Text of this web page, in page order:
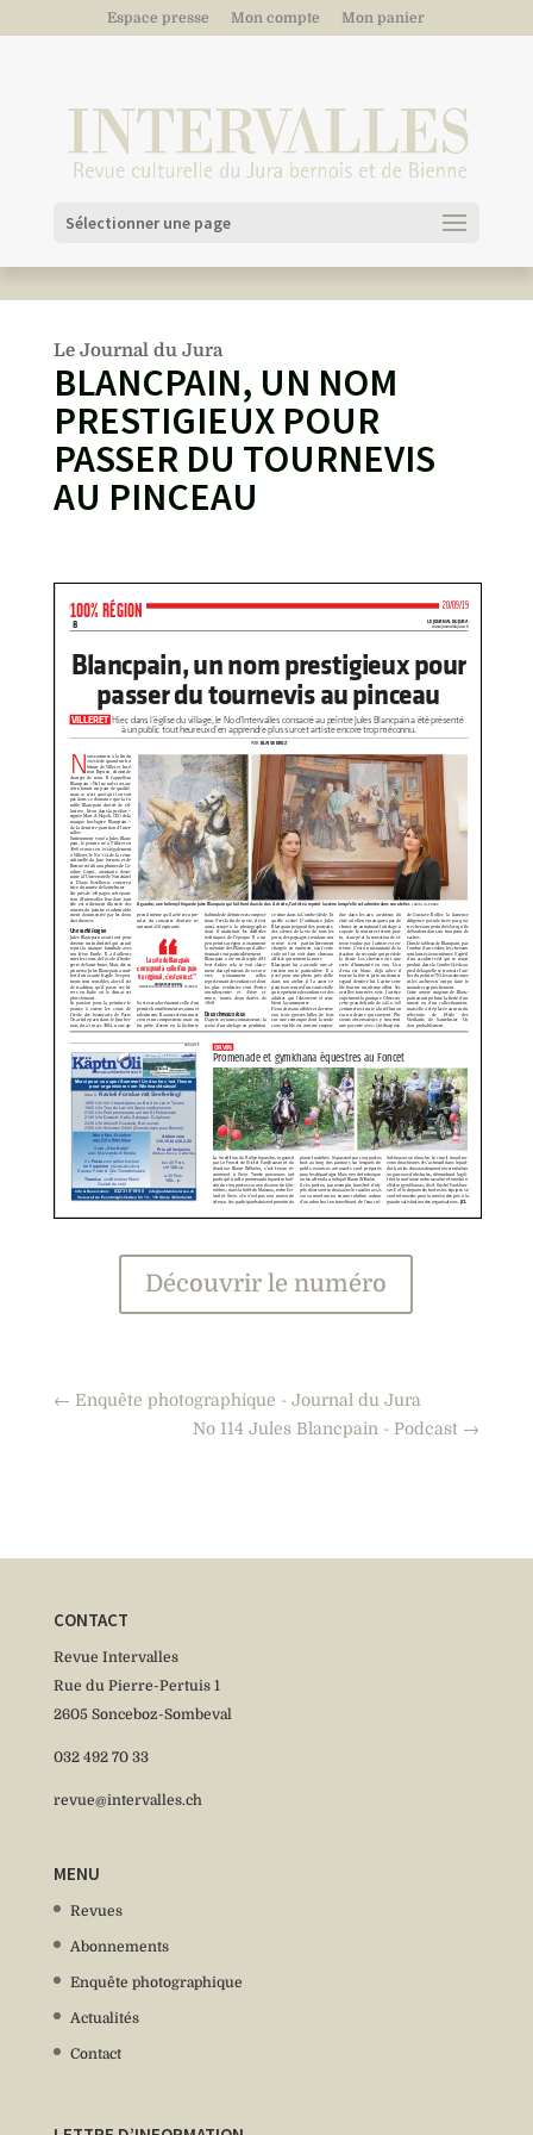
Espace presse Mon compte Mon panier
Sélectionner une page
Le Journal du Jura
BLANCPAIN, UN NOM
PRESTIGIEUX POUR
PASSER DU TOURNEVIS
AU PINCEAU
Découvrir le numéro
← Enquête photographique - Journal du Jura
No 114 Jules Blancpain - Podcast →
CONTACT
Revue Intervalles
Rue du Pierre-Pertuis 1
2605 Sonceboz-Sombeval
032 492 70 33
revue@intervalles.ch
MENU
Revues
Abonnements
Enquête photographique
Actualités
Contact